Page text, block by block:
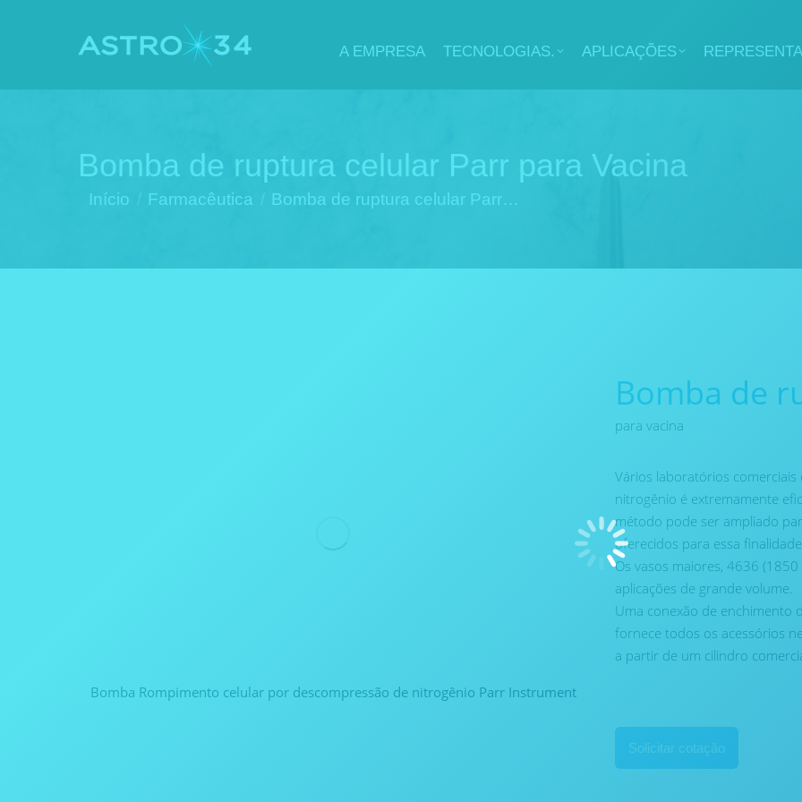
A EMPRESA TECNOLOGIAS. APLICAÇÕES
Bomba de ruptura celular Parr para Vacina
Você está aqui:
Início Farmacêutica Bomba de ruptura celular Parr…
Bomba Rompimento celular por descompressão de nitrogênio Parr Instrument
Bomba de
para vacina
Vários laboratórios
nitrogênio é extremamente
método pode ser ampliado
oferecidos para essa
Os vasos maiores, 4636
aplicações de grande volume.
Uma conexão de enchimento
fornece todos os acessórios
a partir de um cilindro
Solicitar cotação